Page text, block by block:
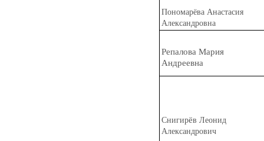
Пономарёва Анастасия
Александровна
Репалова Мария
Андреевна
Снигирёв Леонид
Александрович